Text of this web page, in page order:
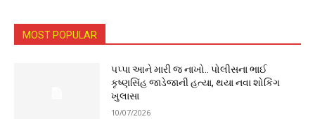
MOST POPULAR
પપ્પા આને મારી જ નાખો.. પોલીસના ભાઈ
કૃષ્ણસિંહ જાડેજાની હત્યા, થયા નવા શોકિંગ
ખુલાસા
10/07/2026